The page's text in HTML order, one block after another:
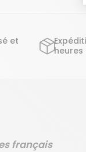
et
heures
français